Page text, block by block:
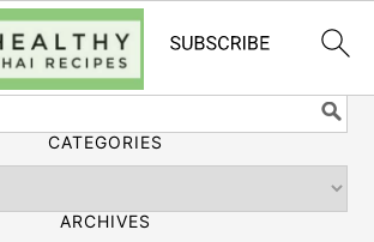
Español
SEARCH
CATEGORIES
ARCHIVES